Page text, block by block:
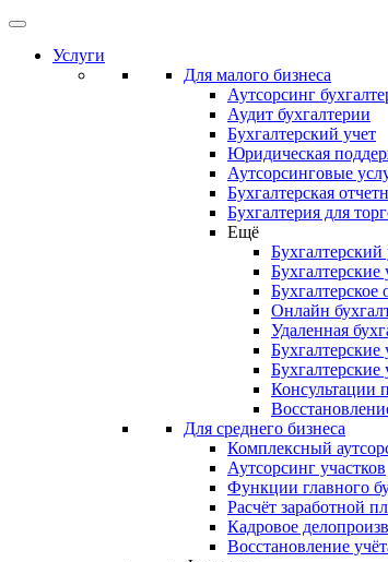
Услуги
Для малого бизнеса
Аутсорсинг
Аудит бухгалтерии
Бухгалтерский учет
Юридическая
Аутсорсинговые
Бухгалтерская
Бухгалтерия для
Ещё
Бухгалтерский
Онлайн
Удаленная
Консультации
Для среднего бизнеса
Комплексный
Аутсорсинг участков
Функции главного
Расчёт заработной
Кадровое
Восстановление